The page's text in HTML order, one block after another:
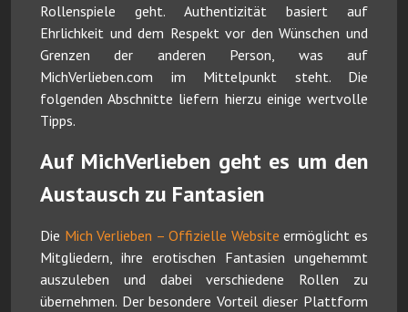
Rollenspiele geht. Authentizität basiert auf
Ehrlichkeit und dem Respekt vor den Wünschen und
Grenzen der anderen Person, was auf
MichVerlieben.com im Mittelpunkt steht. Die
folgenden Abschnitte liefern hierzu einige wertvolle
Tipps.
Auf MichVerlieben geht es um den
Austausch zu Fantasien
Die Mich Verlieben – Offizielle Website ermöglicht es
Mitgliedern, ihre erotischen Fantasien ungehemmt
auszuleben und dabei verschiedene Rollen zu
übernehmen. Der besondere Vorteil dieser Plattform